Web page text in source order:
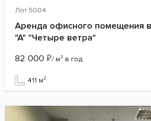
Лот 5004
Аренда офисного помещения
"А" "Четыре ветра"
82 000 ₽/ м² в год
411 м²